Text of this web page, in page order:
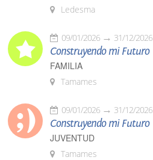
Ledesma
09/01/2026 31/12/2026
Construyendo mi Futuro
FAMILIA
Tamames
09/01/2026 31/12/2026
Construyendo mi Futuro
JUVENTUD
Tamames